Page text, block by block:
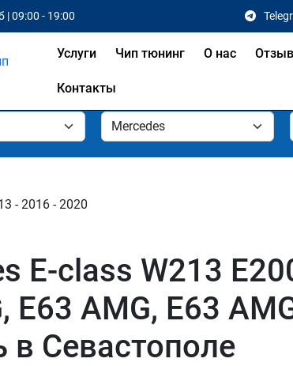
| 09:00 - 19:00
Услуги Чип тюнинг О нас
Контакты
- 2016 - 2020
E-class W213
E63 AMG, E63
в Севастополе